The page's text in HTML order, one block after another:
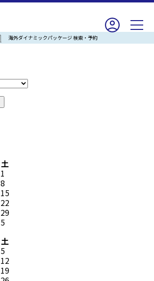
海外ダイナミックパッケージ 検索・予約
土
1
8
15
22
29
5
土
5
12
19